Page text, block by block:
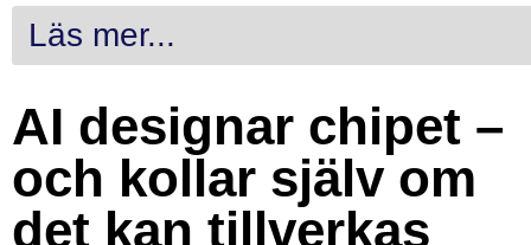
Läs mer...
AI designar chipet –
och kollar själv om
det kan tillverkas